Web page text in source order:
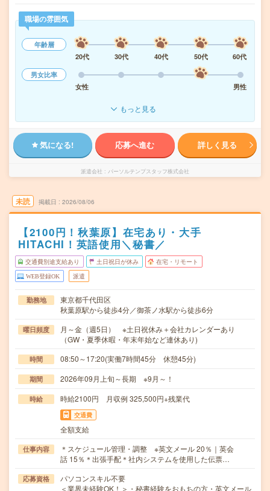
職場の雰囲気
年齢層
20代
30代 40代 50代
60代
男女比率
女性
男性
もっと見る
気になる! 応募へ進む 詳しく見る
派遣会社 パーソルテンプスタッフ株式会社
未読 掲載日 2026/08/06
【2100円！秋葉原】在宅あり・大手
HITACHI！英語使用＼秘書／
交通費別途支給あり 土日祝日が休み 在宅・リモート
WEB登録OK 派遣
勤務地
東京都千代田区
秋葉原駅から徒歩4分／御茶ノ水駅から徒歩6分
曜日頻度
月～金（週5日） ※土日祝休み＋会社カレンダーあり
（GW・夏季休暇・年末年始など連休あり)
時間 08:50～17:20(実働7時間45分 休憩45分)
期間 2026年09月上旬～長期 ※9月～！
時給 時給2100円 月収例 325,500円+残業代
交通費
全額支給
仕事内容
＊スケジュール管理・調整 ※英文メール 20％｜英会
話 15％＊出張手配＊社内システムを使用した伝票…
応募資格
パソコンスキル不要
＜業界未経験OK！＞・秘書経験をおもちの方・英文メール